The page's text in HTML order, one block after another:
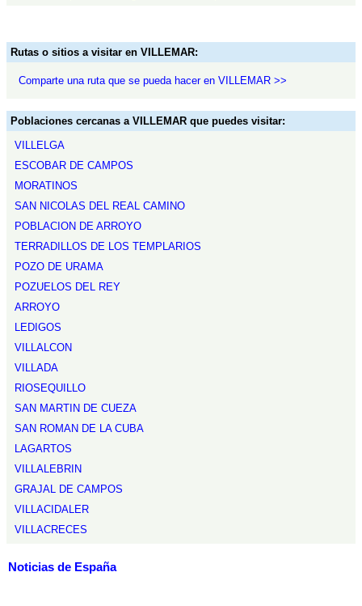
Rutas o sitios a visitar en VILLEMAR:
Comparte una ruta que se pueda hacer en VILLEMAR >>
Poblaciones cercanas a VILLEMAR que puedes visitar:
VILLELGA
ESCOBAR DE CAMPOS
MORATINOS
SAN NICOLAS DEL REAL CAMINO
POBLACION DE ARROYO
TERRADILLOS DE LOS TEMPLARIOS
POZO DE URAMA
POZUELOS DEL REY
ARROYO
LEDIGOS
VILLALCON
VILLADA
RIOSEQUILLO
SAN MARTIN DE CUEZA
SAN ROMAN DE LA CUBA
LAGARTOS
VILLALEBRIN
GRAJAL DE CAMPOS
VILLACIDALER
VILLACRECES
Noticias de España